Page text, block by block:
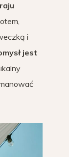
i
jest